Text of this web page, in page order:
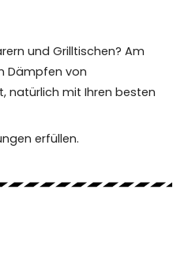
und Grilltischen? Am
Dämpfen von
natürlich mit Ihren besten
erfüllen.